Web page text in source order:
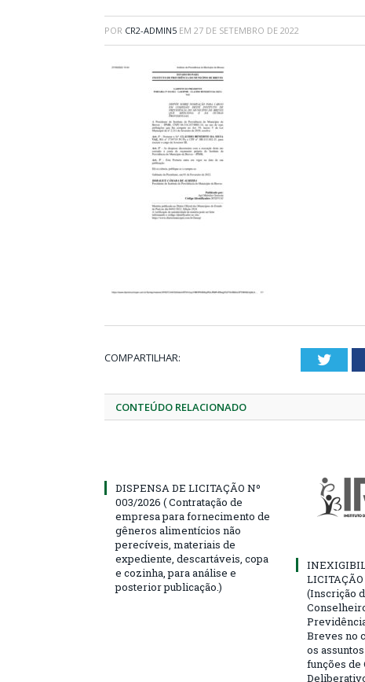
POR CR2-ADMIN5 EM 27 DE SETEMBRO DE 2022
COMPARTILHAR:
CONTEÚDO RELACIONADO
DISPENSA DE LICITAÇÃO Nº
003/2026 ( Contratação de
empresa para fornecimento de
gêneros alimentícios não
perecíveis, materiais de
expediente, descartáveis, copa
e cozinha, para análise e
posterior publicação.)
(Inscrição
Breves no
os
funções de